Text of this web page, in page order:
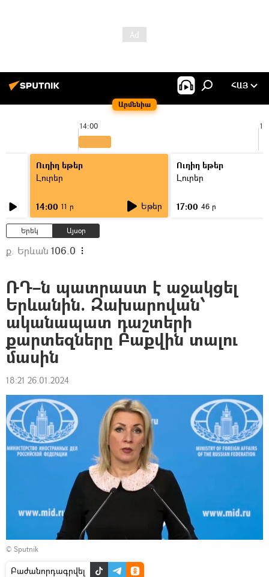
Արմենիա
ՀԱՅ
14:00
Ուղիղ եթեր
Լուրեր
14:00 11 ր Եթեր
Ուղիղ եթեր
Լուրեր
17:00 46 ր
Երեկ Այսօր
ք. Երևան 106.0
ՌԴ–ն պատրաստ է աջակցել
Երևանին. Զախարովան՝
ականապատ դաշտերի
քարտեզները Բաքվին տալու
մասին
18:21 26.01.2024
© Sputnik
Բաժանորդագրվել